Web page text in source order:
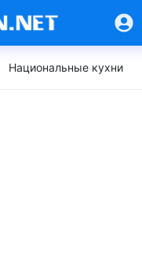
Национальные кухни